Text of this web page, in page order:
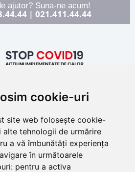
cookie-uri
site web folosește cookie-
alte tehnologii de urmărire
a vă îmbunătăți experiența
în următoarele
pentru a activa
ajutor? Suna-ne acum!
| 021.411.44.44